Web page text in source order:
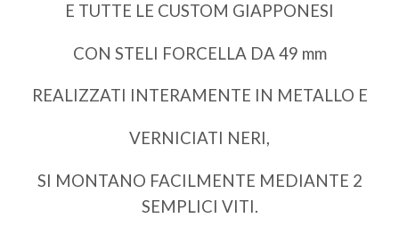
E TUTTE LE CUSTOM GIAPPONESI
CON STELI FORCELLA DA 49 mm
REALIZZATI INTERAMENTE IN METALLO E
VERNICIATI NERI,
SI MONTANO FACILMENTE MEDIANTE 2
SEMPLICI VITI.